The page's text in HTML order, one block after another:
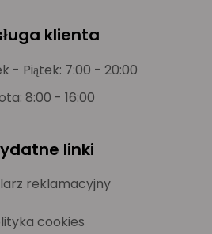
klienta
- Piątek: 7:00 - 20:00
8:00 - 16:00
linki
reklamacyjny
cookies